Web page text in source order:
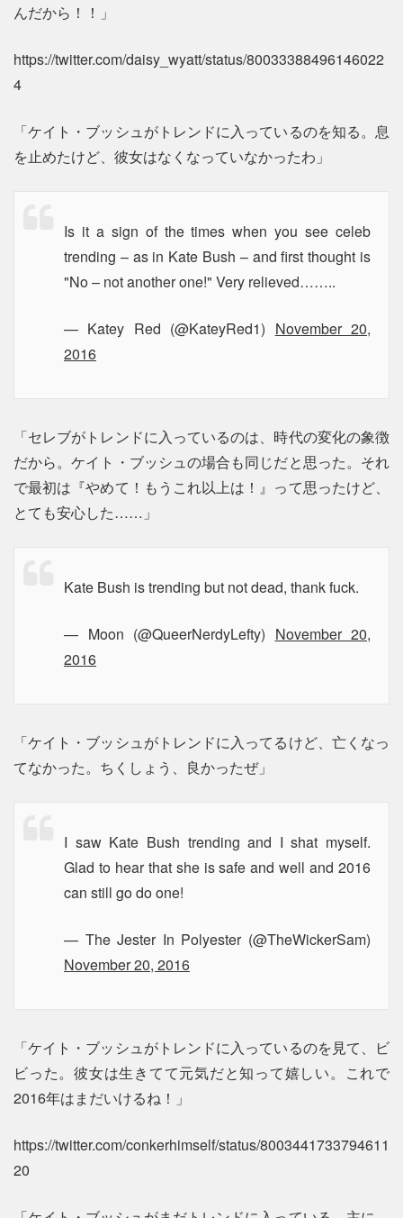
んだから！！」
https://twitter.com/daisy_wyatt/status/80033388496146022
4
「ケイト・ブッシュがトレンドに入っているのを知る。息
を止めたけど、彼女はなくなっていなかったわ」
Is it a sign of the times when you see celeb
trending – as in Kate Bush – and first thought is
"No – not another one!" Very relieved……..
— Katey Red (@KateyRed1) November 20,
2016
「セレブがトレンドに入っているのは、時代の変化の象徴
だから。ケイト・ブッシュの場合も同じだと思った。それ
で最初は『やめて！もうこれ以上は！』って思ったけど、
とても安心した……」
Kate Bush is trending but not dead, thank fuck.
— Moon (@QueerNerdyLefty) November 20,
2016
「ケイト・ブッシュがトレンドに入ってるけど、亡くなっ
てなかった。ちくしょう、良かったぜ」
I saw Kate Bush trending and I shat myself.
Glad to hear that she is safe and well and 2016
can still go do one!
— The Jester In Polyester (@TheWickerSam)
November 20, 2016
「ケイト・ブッシュがトレンドに入っているのを見て、ビ
ビった。彼女は生きてて元気だと知って嬉しい。これで
2016年はまだいけるね！」
https://twitter.com/conkerhimself/status/8003441733794611
20